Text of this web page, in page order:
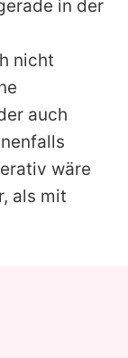
in der
nicht
auch
wäre
als mit